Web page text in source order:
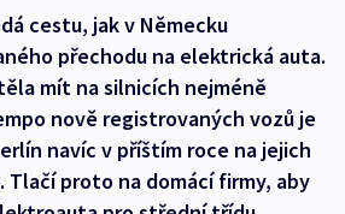
cestu, jak v Německu
přechodu na elektrická auta.
mít na silnicích nejméně
nově registrovaných vozů je
navíc v příštím roce na jejich
Tlačí proto na domácí firmy, aby